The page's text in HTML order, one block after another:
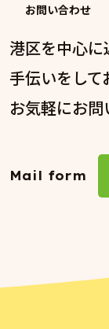
お問い合わせ
港区を中心
手伝いをして
お気軽にお問
Mail form